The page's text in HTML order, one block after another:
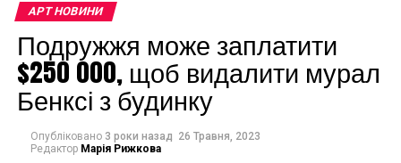
суму $2,1 млн”, –
йдеться у звіті.
Elliptic зібрала дані про шахрайство з НМТ за
допомогою дослідження відкритих джерел на
основних сайтах соціальних мереж. Усі крадіжки,
АРТ НОВИНИ
Подружжя може заплатити
$250 000, щоб видалити мурал
Бенксі з будинку
Опубліковано 3 роки назад 26 Травня, 2023
Редактор Марія Рижкова